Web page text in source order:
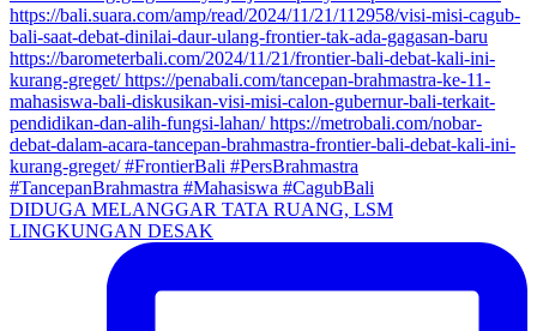
DIDUGA MELANGGAR TATA RUANG, LSM
LINGKUNGAN DESAK